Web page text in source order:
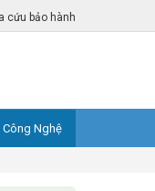
cứu bảo hành
Công Nghệ